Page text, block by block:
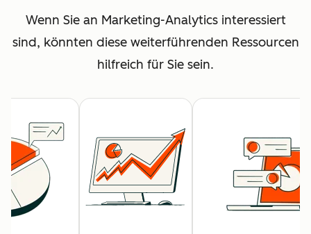
Wenn Sie an Marketing-Analytics interessiert
sind, könnten diese weiterführenden Ressourcen
hilfreich für Sie sein.